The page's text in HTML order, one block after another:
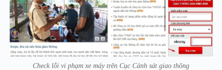
Check lỗi vi phạm xe máy trên Cục Cảnh sát giao thông